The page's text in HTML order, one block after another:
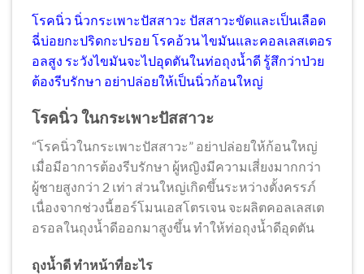
โรคนิ่ว นิ่วกระเพาะปัสสาวะ ปัสสาวะขัดและเป็นเลือด
ฉี่บ่อยกะปริดกะปรอย โรคอ้วน ไขมันและคอลเลสเตอร
อลสูง ระวังไขมันจะไปอุดตันในท่อถุงน้ำดี รู้สึกว่าป่วย
ต้องรีบรักษา อย่าปล่อยให้เป็นนิ่วก้อนใหญ่
โรคนิ่ว ในกระเพาะปัสสาวะ
“โรคนิ่วในกระเพาะปัสสาวะ” อย่าปล่อยให้ก้อนใหญ่
เมื่อมีอาการต้องรีบรักษา ผู้หญิงมีความเสี่ยงมากกว่า
ผู้ชายสูงกว่า 2 เท่า ส่วนใหญ่เกิดขึ้นระหว่างตั้งครรภ์
เนื่องจากช่วงนี้ฮอร์โมนเอสโตรเจน จะผลิตคอลเลสเต
อรอลในถุงน้ำดีออกมาสูงขึ้น ทำให้ท่อถุงน้ำดีอุดตัน
ถุงน้ำดี ทำหน้าที่อะไร